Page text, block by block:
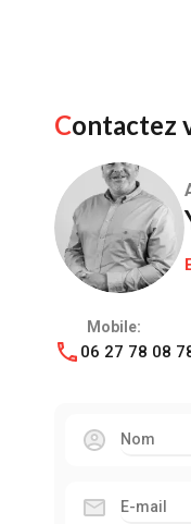
Mobile:
06 27 78 08